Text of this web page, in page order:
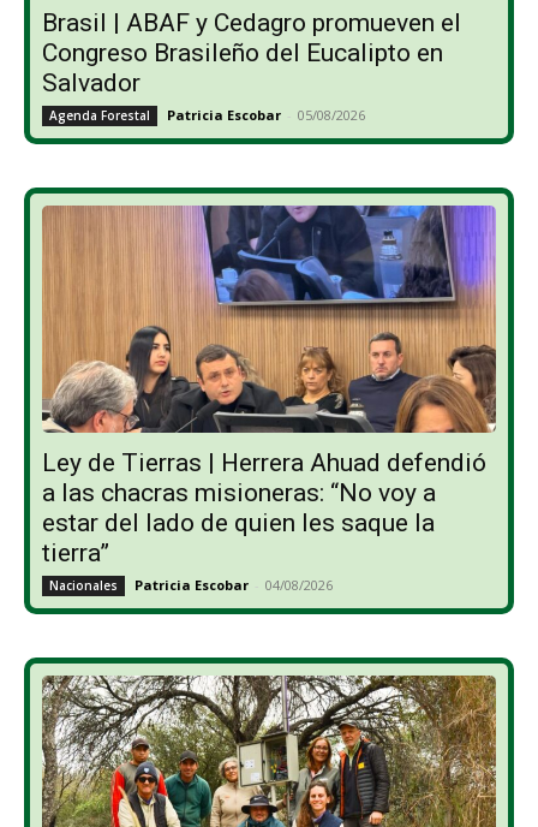
Brasil | ABAF y Cedagro promueven el
Congreso Brasileño del Eucalipto en
Salvador
Agenda Forestal Patricia Escobar - 05/08/2026
Ley de Tierras | Herrera Ahuad defendió
a las chacras misioneras: “No voy a
estar del lado de quien les saque la
tierra”
Nacionales Patricia Escobar - 04/08/2026